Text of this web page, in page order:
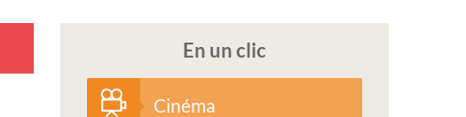
En un clic
Cinéma